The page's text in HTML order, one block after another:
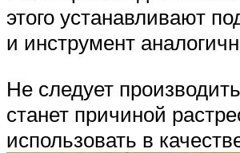
этого устанавливают
и инструмент
Не следует
станет причиной
использовать в